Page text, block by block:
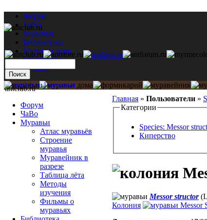
Форум
ЧаВо
Муравьи
Библиотека
Муравьи дома
Мастерская
Каталог
Главная » Пользователи »
Категории
Species: Messor
Киперство
Messor structor
Колония
Messor
antclub.ru
Форум
ЧаВо
Муравьи
Атлас муравьёв
Строение
муравья
Муравейник в
разрезе
Таблица лёта
Методы
изучения
Фильмы о
муравьях